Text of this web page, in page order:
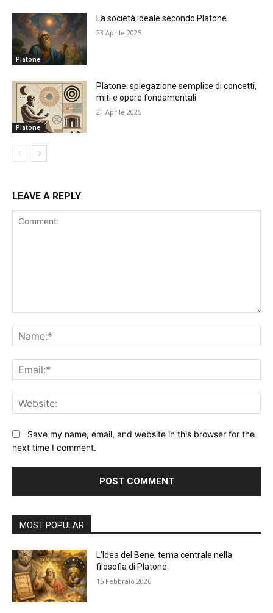
Platone
La società ideale secondo Platone
23 Aprile 2025
Platone
Platone: spiegazione semplice di concetti,
miti e opere fondamentali
21 Aprile 2025
LEAVE A REPLY
Save my name, email, and website in this browser for the
next time I comment.
MOST POPULAR
L’Idea del Bene: tema centrale nella
filosofia di Platone
15 Febbraio 2026